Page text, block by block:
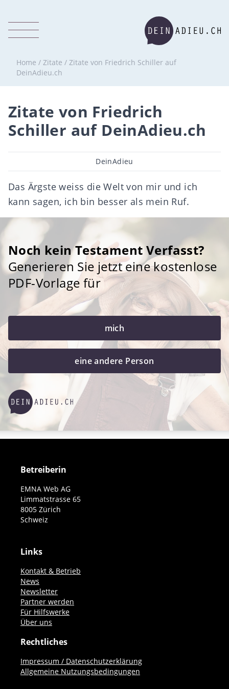
Home / Zitate / Zitate von Friedrich Schiller auf
DeinAdieu.ch
Zitate von Friedrich
Schiller auf DeinAdieu.ch
Beitragsautor
DeinAdieu
Das Ärgste weiss die Welt von mir und ich
kann sagen, ich bin besser als mein Ruf.
Noch kein Testament Verfasst?
Generieren Sie jetzt eine kostenlose
PDF-Vorlage für
mich
eine andere Person
Betreiberin
EMNA Web AG
Limmatstrasse 65
8005 Zürich
Schweiz
Links
Kontakt & Betrieb
News
Newsletter
Partner werden
Für Hilfswerke
Über uns
Rechtliches
Impressum / Datenschutzerklärung
Allgemeine Nutzungsbedingungen